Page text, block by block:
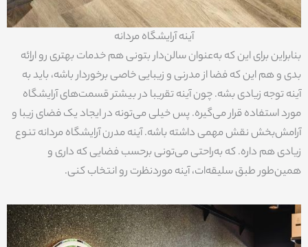
آینه آرایشگاه مردانه
بنابراین برای این که به‌عنوان سالن‌دار بتونی هم خدمات بهتری رو اراِئه
بدی و هم این که فضا از مدرنی و زیبایی خاصی برخوردار باشه، باید به
آینه توجه زیادی بشه. چون آینه تقریبا در بیشتر قسمت‌های آرایشگاه
مورد استفاده قرار می‌گیره. پس خیلی می‌تونه در ایجاد یک فضای زیبا و
آرامش‌بخش نقش مهمی داشته باشه. آینه مدرن آرایشگاه مردانه تنوع
زیادی هم داره. که به‌راحتی می‌تونی برحسب فضایی که داری و
همین‌طور طبق سلیقه‌ات، آینه موردنظرت رو انتخاب کنی.